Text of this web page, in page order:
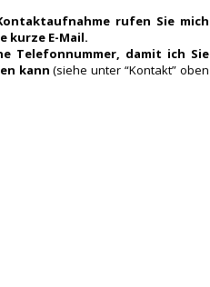
rufen Sie mich
kurze E-Mail.
Telefonnummer, damit ich Sie
kann(siehe unter “Kontakt” oben